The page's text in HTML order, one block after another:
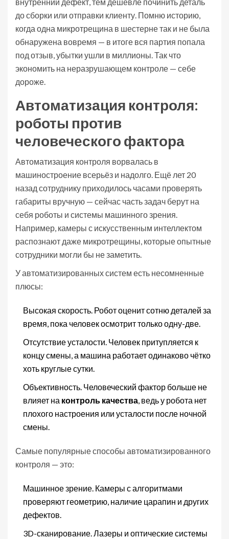
внутренний дефект, тем дешевле починить деталь
до сборки или отправки клиенту. Помню историю,
когда одна микротрещина в шестерне так и не была
обнаружена вовремя — в итоге вся партия попала
под отзыв, убытки ушли в миллионы. Так что
экономить на неразрушающем контроле — себе
дороже.
Автоматизация контроля:
роботы против
человеческого фактора
Автоматизация контроля ворвалась в
машиностроение всерьёз и надолго. Ещё лет 20
назад сотруднику приходилось часами проверять
габариты вручную — сейчас часть задач берут на
себя роботы и системы машинного зрения.
Например, камеры с искусственным интеллектом
распознают даже микротрещины, которые опытные
сотрудники могли бы не заметить.
У автоматизированных систем есть несомненные
плюсы:
Высокая скорость. Робот оценит сотню деталей за
время, пока человек осмотрит только одну-две.
Отсутствие усталости. Человек притупляется к
концу смены, а машина работает одинаково чётко
хоть круглые сутки.
Объективность. Человеческий фактор больше не
влияет на контроль качества, ведь у робота нет
плохого настроения или усталости после ночной
смены.
Самые популярные способы автоматизированного
контроля — это:
Машинное зрение. Камеры с алгоритмами
проверяют геометрию, наличие царапин и других
дефектов.
3D-сканирование. Лазеры и оптические системы